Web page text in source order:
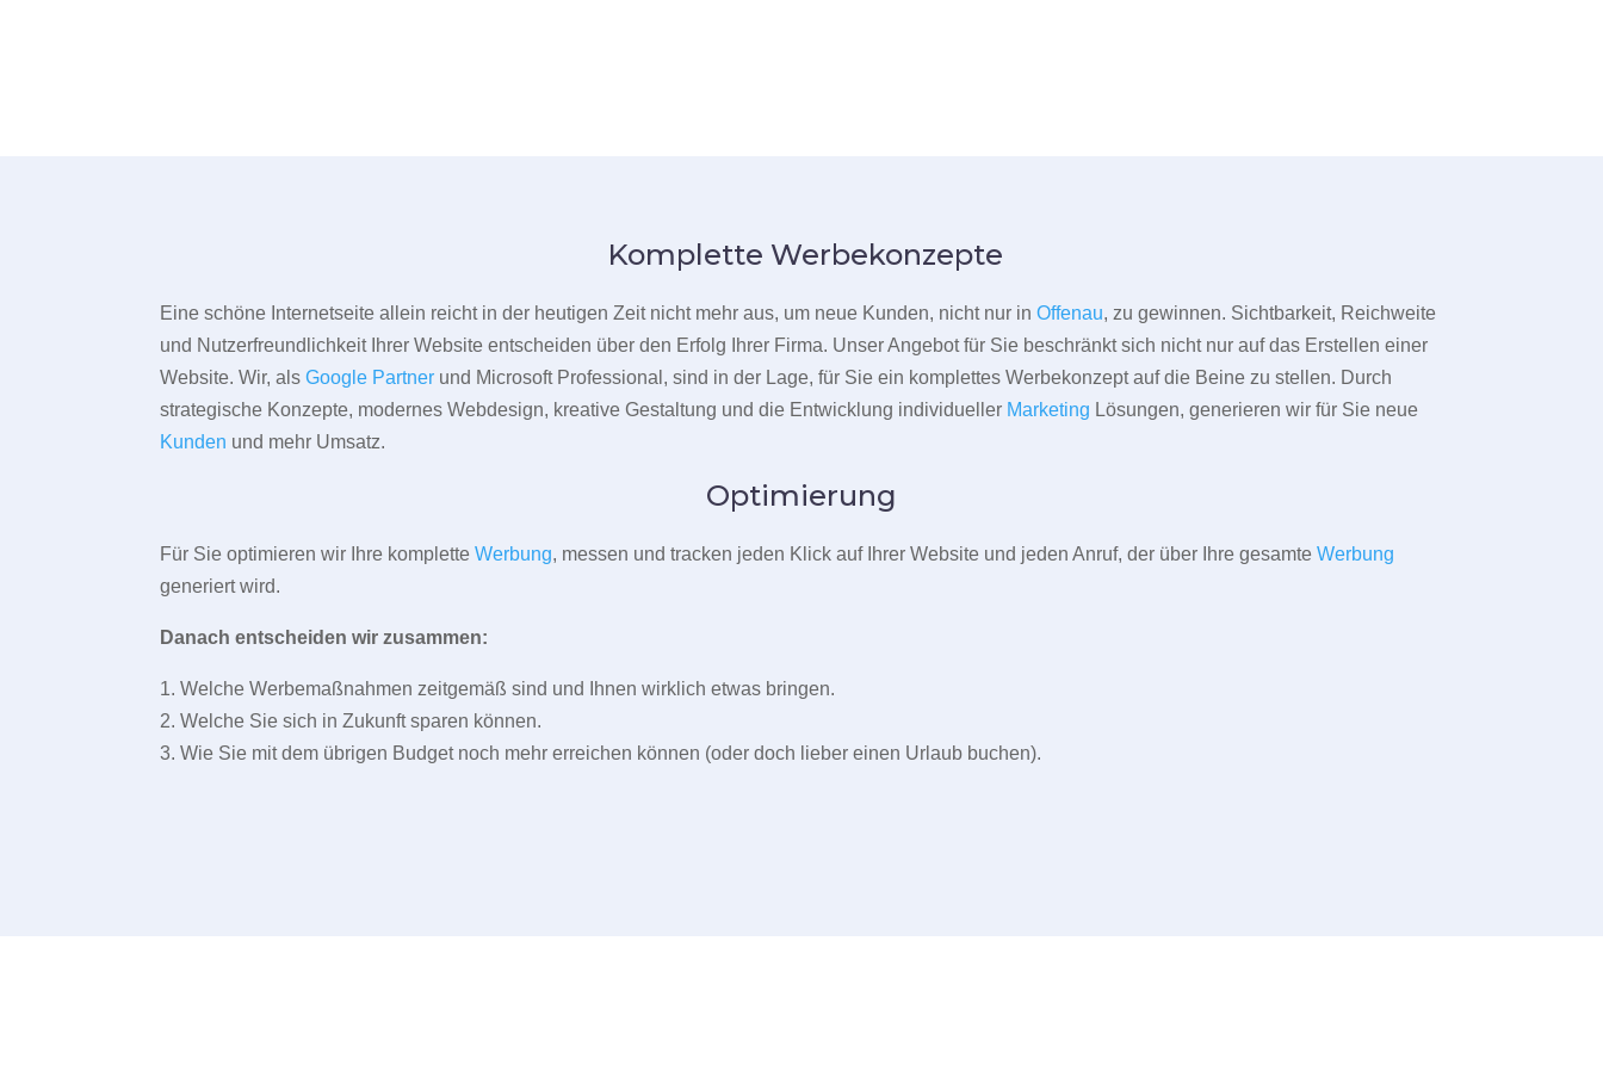
Komplette Werbekonzepte
Eine schöne Internetseite allein reicht in der heutigen Zeit nicht mehr aus, um neue Kunden, nicht nur inOffenau, zu gewinnen. Sichtbarkeit, Reichweite
und Nutzerfreundlichkeit Ihrer Website entscheiden über den Erfolg Ihrer Firma. Unser Angebot für Sie beschränkt sich nicht nur auf das Erstellen einer
Website. Wir, alsGoogle Partner und Microsoft Professional, sind in der Lage, für Sie ein komplettes Werbekonzept auf die Beine zu stellen. Durch
strategische Konzepte, modernes Webdesign, kreative Gestaltung und die Entwicklung individueller Marketing Lösungen, generieren wir für Sie neue
Kunden und mehr Umsatz.
Optimierung
Für Sie optimieren wir Ihre kompletteWerbung, messen und tracken jeden Klick auf Ihrer Website und jeden Anruf, der über Ihre gesamteWerbung
generiert wird.
Danach entscheiden wir zusammen:
1. Welche Werbemaßnahmen zeitgemäß sind und Ihnen wirklich etwas bringen.
2. Welche Sie sich in Zukunft sparen können.
3. Wie Sie mit dem übrigen Budget noch mehr erreichen können (oder doch lieber einen Urlaub buchen).